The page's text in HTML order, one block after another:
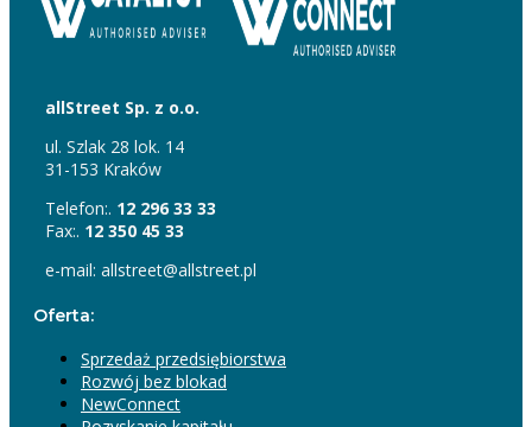
allStreet Sp. z o.o.
ul. Szlak 28 lok. 14
31-153 Kraków
Telefon:. 12 296 33 33
Fax:. 12 350 45 33
e-mail: allstreet@allstreet.pl
Oferta:
Sprzedaż przedsiębiorstwa
Rozwój bez blokad
NewConnect